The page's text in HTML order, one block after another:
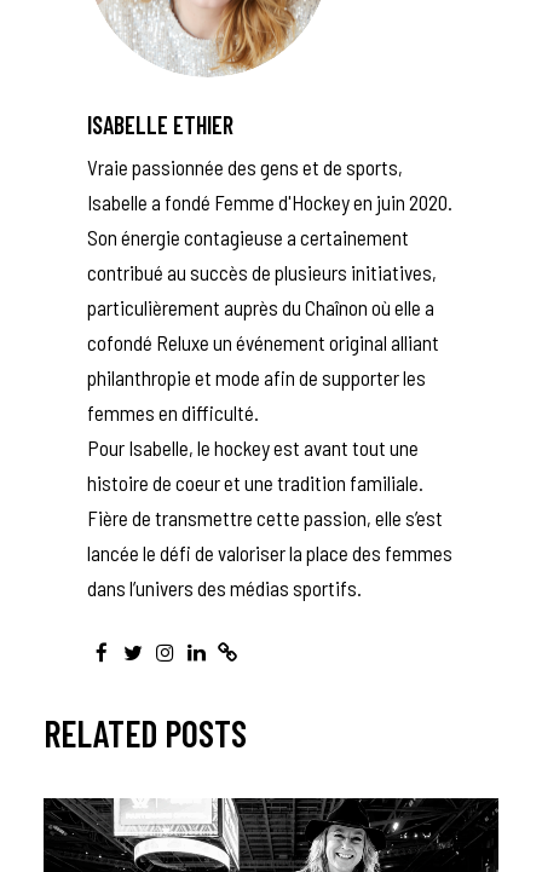
ISABELLE ETHIER
Vraie passionnée des gens et de sports,
Isabelle a fondé Femme d'Hockey en juin 2020.
Son énergie contagieuse a certainement
contribué au succès de plusieurs initiatives,
particulièrement auprès du Chaînon où elle a
cofondé Reluxe un événement original alliant
philanthropie et mode afin de supporter les
femmes en difficulté.
Pour Isabelle, le hockey est avant tout une
histoire de coeur et une tradition familiale.
Fière de transmettre cette passion, elle s’est
lancée le défi de valoriser la place des femmes
dans l’univers des médias sportifs.
RELATED POSTS